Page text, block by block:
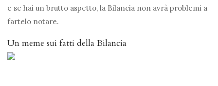
e se hai un brutto aspetto, la Bilancia non avrà problemi a
fartelo notare.
Un meme sui fatti della Bilancia